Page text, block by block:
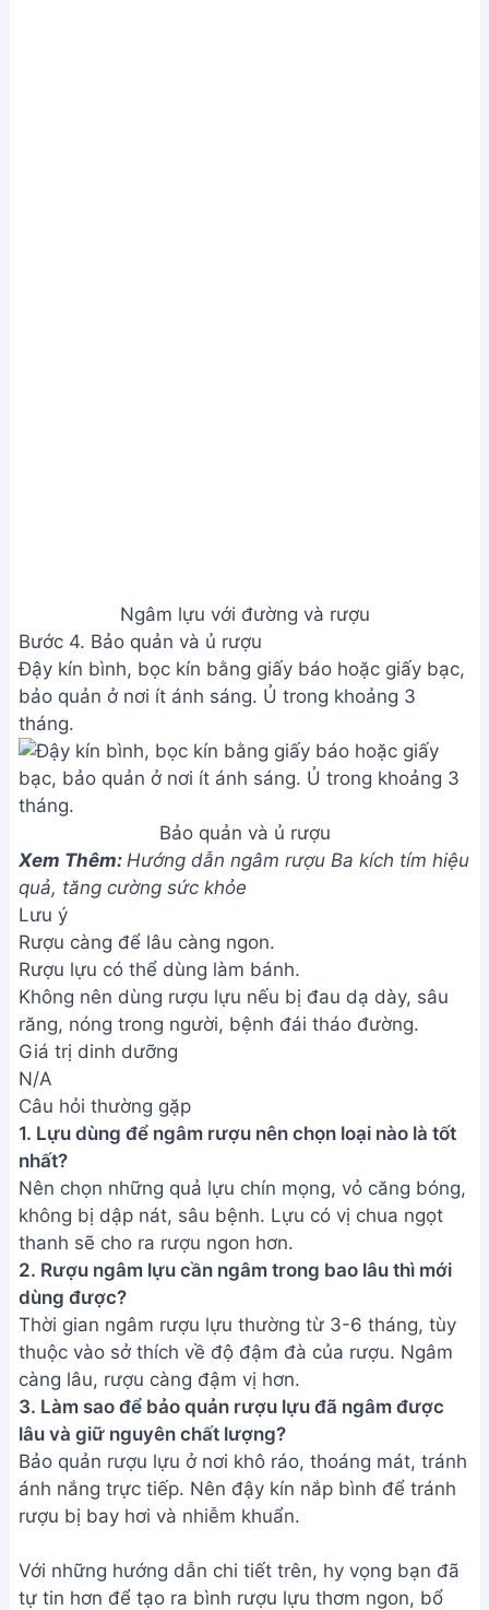
Ngâm lựu với đường và rượu
Bước 4. Bảo quản và ủ rượu
Đậy kín bình, bọc kín bằng giấy báo hoặc giấy bạc,
bảo quản ở nơi ít ánh sáng. Ủ trong khoảng 3
tháng.
Bảo quản và ủ rượu
Xem Thêm: Hướng dẫn ngâm rượu Ba kích tím hiệu
quả, tăng cường sức khỏe
Lưu ý
Rượu càng để lâu càng ngon.
Rượu lựu có thể dùng làm bánh.
Không nên dùng rượu lựu nếu bị đau dạ dày, sâu
răng, nóng trong người, bệnh đái tháo đường.
Giá trị dinh dưỡng
N/A
Câu hỏi thường gặp
1. Lựu dùng để ngâm rượu nên chọn loại nào là tốt
nhất?
Nên chọn những quả lựu chín mọng, vỏ căng bóng,
không bị dập nát, sâu bệnh. Lựu có vị chua ngọt
thanh sẽ cho ra rượu ngon hơn.
2. Rượu ngâm lựu cần ngâm trong bao lâu thì mới
dùng được?
Thời gian ngâm rượu lựu thường từ 3-6 tháng, tùy
thuộc vào sở thích về độ đậm đà của rượu. Ngâm
càng lâu, rượu càng đậm vị hơn.
3. Làm sao để bảo quản rượu lựu đã ngâm được
lâu và giữ nguyên chất lượng?
Bảo quản rượu lựu ở nơi khô ráo, thoáng mát, tránh
ánh nắng trực tiếp. Nên đậy kín nắp bình để tránh
rượu bị bay hơi và nhiễm khuẩn.
Với những hướng dẫn chi tiết trên, hy vọng bạn đã
tự tin hơn để tạo ra bình rượu lựu thơm ngon, bổ